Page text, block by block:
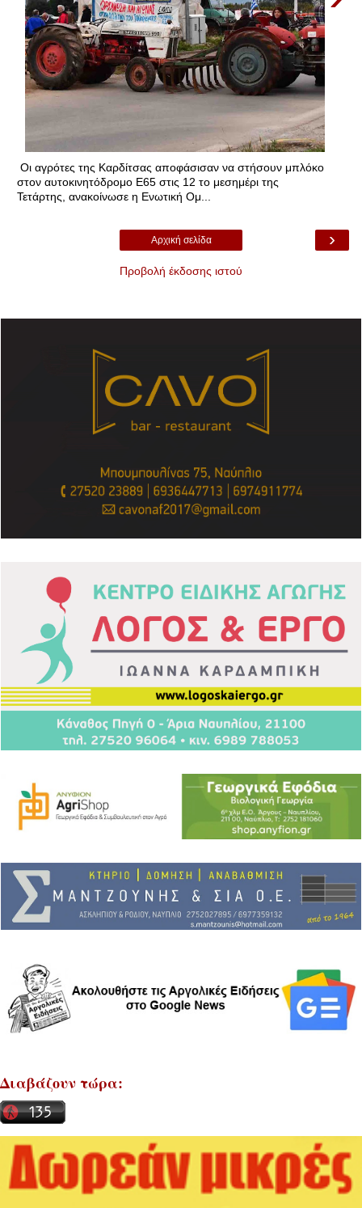
Οι αγρότες της Καρδίτσας αποφάσισαν να στήσουν μπλόκο
στον αυτοκινητόδρομο Ε65 στις 12 το μεσημέρι της
Τετάρτης, ανακοίνωσε η Ενωτική Ομ...
›
Αρχική σελίδα
Προβολή έκδοσης ιστού
Διαβάζουν τώρα: